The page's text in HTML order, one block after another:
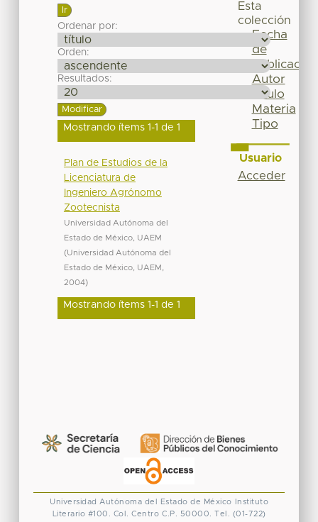
Ordenar por:
Orden:
Resultados:
Mostrando ítems 1-1 de 1
Plan de Estudios de la
Licenciatura de
Ingeniero Agrónomo
Zootecnista
Universidad Autónoma del
Estado de México, UAEM
(Universidad Autónoma del
Estado de México, UAEM
2004)
Mostrando ítems 1-1 de 1
Esta
colección
Fecha
de
publicación
Autor
Título
Materia
Tipo
Usuario
Acceder
Universidad Autónoma del Estado de México
Instituto
Literario #100. Col. Centro C.P. 50000. Tel. (01-722)